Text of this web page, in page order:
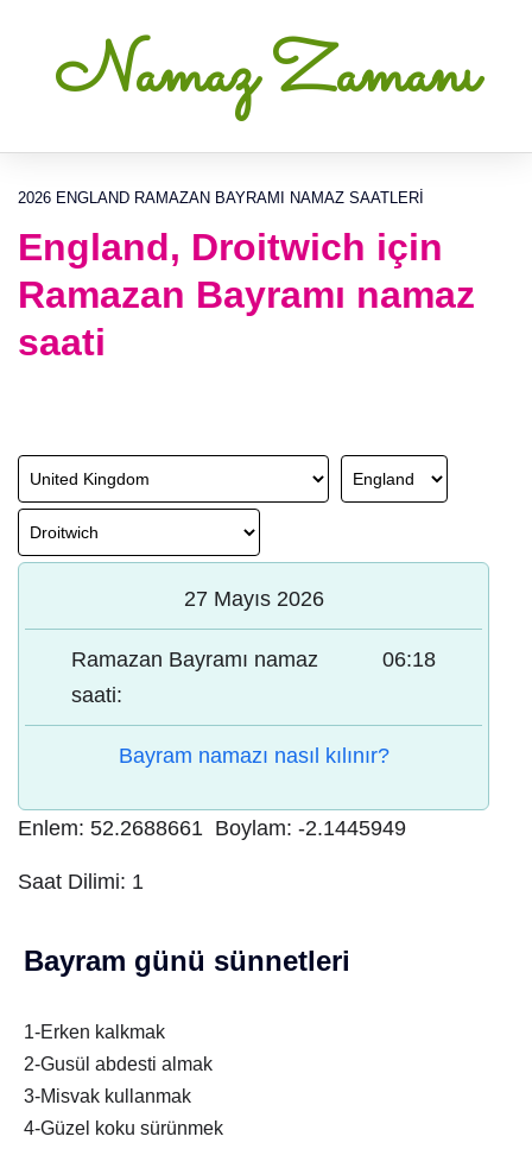
Namaz Zamanı
2026 ENGLAND RAMAZAN BAYRAMI NAMAZ SAATLERI
England, Droitwich için
Ramazan Bayramı namaz
saati
27 Mayıs 2026
Ramazan Bayramı namaz
saati:
06:18
Bayram namazı nasıl kılınır?
Enlem: 52.2688661 Boylam: -2.1445949
Saat Dilimi: 1
Bayram günü sünnetleri
1-Erken kalkmak
2-Gusül abdesti almak
3-Misvak kullanmak
4-Güzel koku sürünmek